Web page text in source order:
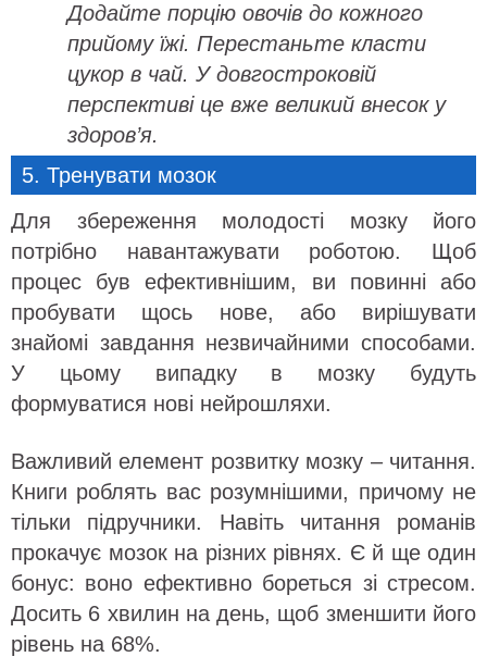
Додайте порцію овочів до кожного
прийому їжі. Перестаньте класти
цукор в чай. У довгостроковій
перспективі це вже великий внесок у
здоров’я.
5. Тренувати мозок
Для збереження молодості мозку його
потрібно навантажувати роботою. Щоб
процес був ефективнішим, ви повинні або
пробувати щось нове, або вирішувати
знайомі завдання незвичайними способами.
У цьому випадку в мозку будуть
формуватися нові нейрошляхи.
Важливий елемент розвитку мозку – читання.
Книги роблять вас розумнішими, причому не
тільки підручники. Навіть читання романів
прокачує мозок на різних рівнях. Є й ще один
бонус: воно ефективно бореться зі стресом.
Досить 6 хвилин на день, щоб зменшити його
рівень на 68%.